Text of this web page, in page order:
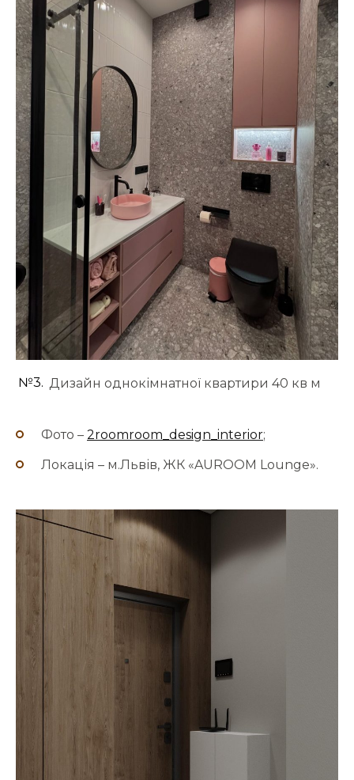
№3. Дизайн однокімнатної квартири 40 кв м
Фото – 2roomroom_design_interior;
Локація – м.Львів, ЖК «AUROOM Lounge».